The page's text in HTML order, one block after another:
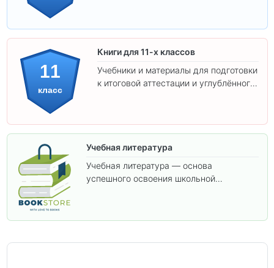
11
класс
Книги для 11-х классов
Учебники и материалы для подготовки
к итоговой аттестации и углублённого
Учебная литература
Учебная литература — основа
успешного освоения школьной
аттестации, а также расширить кругозор